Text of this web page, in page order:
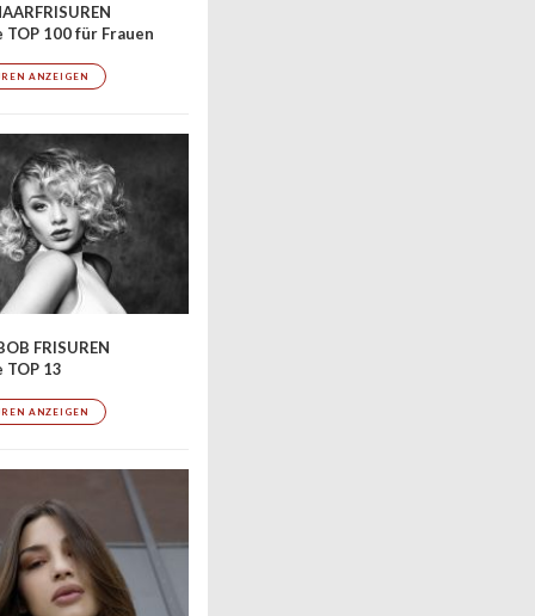
TOP 100 für Frauen
ANZEIGEN
FRISUREN
TOP 13
ANZEIGEN